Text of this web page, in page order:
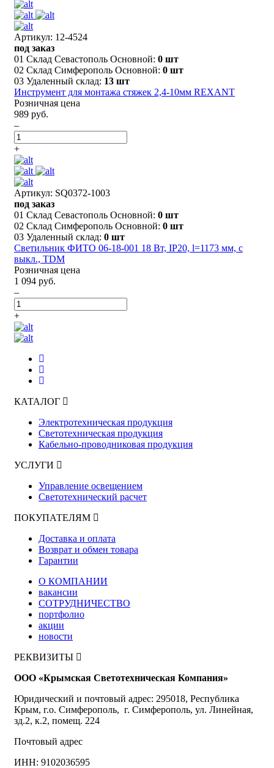
Артикул: 12-4524
под заказ
01 Склад Севастополь Основной: 0 шт
02 Склад Симферополь Основной: 0 шт
03 Удаленный склад: 13 шт
Инструмент для монтажа стяжек 2,4-10мм REXANT
Розничная цена
989 руб.
–
+
Артикул: SQ0372-1003
под заказ
01 Склад Севастополь Основной: 0 шт
02 Склад Симферополь Основной: 0 шт
03 Удаленный склад: 0 шт
Светильник ФИТО 06-18-001 18 Вт, IP20, l=1173 мм, с
выкл., TDM
Розничная цена
1 094 руб.
–
+
КАТАЛОГ
Электротехническая продукция
Светотехническая продукция
Кабельно-проводниковая продукция
УСЛУГИ
Управление освещением
Светотехнический расчет
ПОКУПАТЕЛЯМ
Доставка и оплата
Возврат и обмен товара
Гарантии
О КОМПАНИИ
вакансии
СОТРУДНИЧЕСТВО
портфолио
акции
новости
РЕКВИЗИТЫ
ООО «Крымская Светотехническая Компания»
Юридический и почтовый адрес: 295018, Республика
Крым, г.о. Симферополь, г. Симферополь, ул. Линейная,
зд.2, к.2, помещ. 224
Почтовый адрес
ИНН: 9102036595